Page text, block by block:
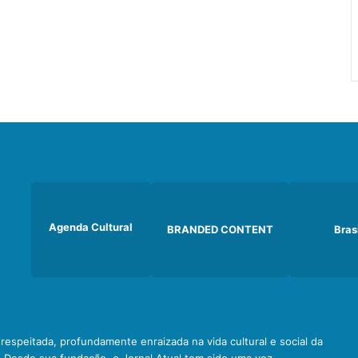
Agenda Cultural BRANDED CONTENT
profundamente enraizada na vida cultural e social da